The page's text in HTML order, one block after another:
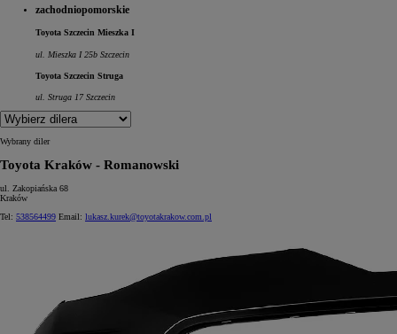
zachodniopomorskie
Toyota Szczecin Mieszka I
ul. Mieszka I 25b Szczecin
Toyota Szczecin Struga
ul. Struga 17 Szczecin
Wybrany diler
Toyota Kraków - Romanowski
ul. Zakopiańska 68
Kraków
Tel: 538564499 Email: lukasz.kurek@toyotakrakow.com.pl